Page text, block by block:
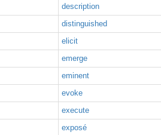
description
distinguished
elicit
emerge
eminent
evoke
execute
exposé